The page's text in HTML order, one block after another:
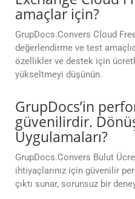
amaçlar için?
GrupDocs.Convers Cloud
değerlendirme ve test
özellikler ve destek için
yükseltmeyi düşünün.
GrupDocs’in
güvenilirdir.
Uygulamaları?
GrupDocs.Convers Bulut
ihtiyaçlarınız için güvenilir
çıktı sunar, sorunsuz bir